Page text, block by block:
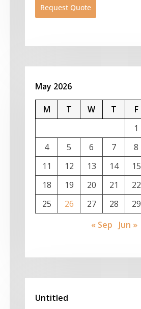
Request Quote
May 2026
M T W T F
1
4
5 6 7 8
11
12 13 14 15
18
19 20 21 22
25
26 27 28 29
« Sep
Jun »
Untitled